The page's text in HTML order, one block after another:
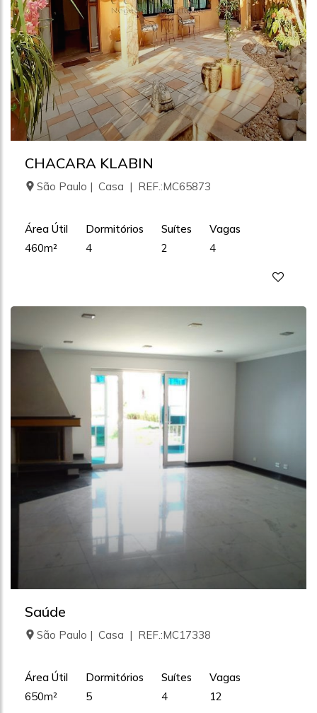
CHACARA KLABIN
São Paulo | Casa | REF.:MC65873
Área Útil
460m²
Dormitórios
4
Suítes
2
Vagas
4
Saúde
São Paulo | Casa | REF.:MC17338
Área Útil
650m²
Dormitórios
5
Suítes
4
Vagas
12